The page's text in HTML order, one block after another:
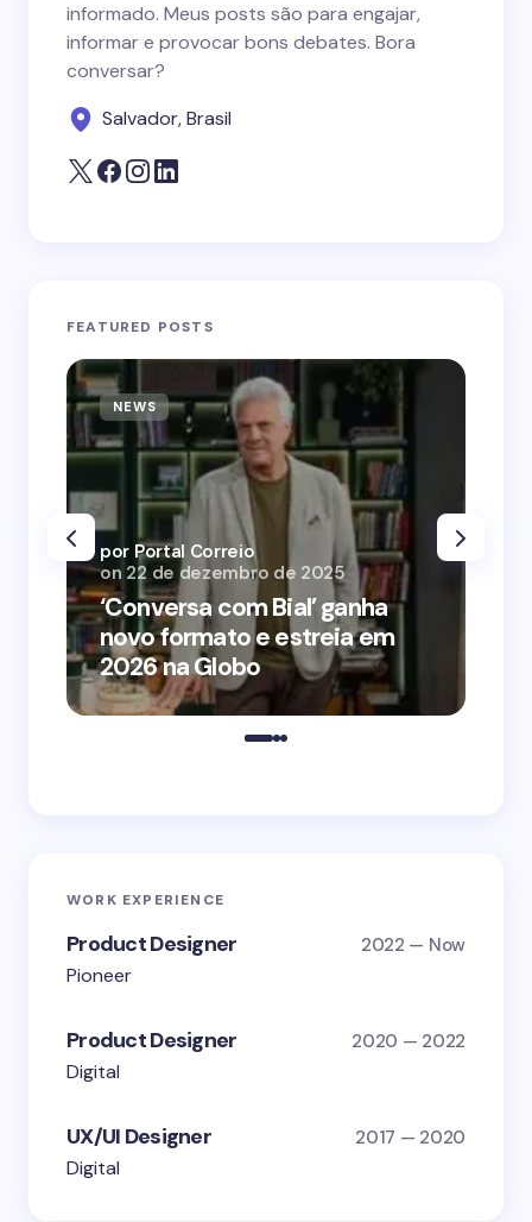
informado. Meus posts são para engajar,
informar e provocar bons debates. Bora
conversar?
Salvador, Brasil
FEATURED POSTS
NEWS
‘Conversa com Bial’ ganha
novo formato e estreia em
2026 na Globo
por Portal Correio
on 22 de dezembro de 2025
WORK EXPERIENCE
Product Designer 2022 — Now
Pioneer
Product Designer 2020 — 2022
Digital
UX/UI Designer 2017 — 2020
Digital